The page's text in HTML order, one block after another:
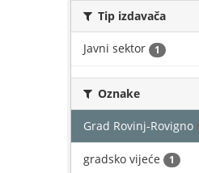
Tip izdavača
Javni sektor 1
Oznake
Grad Rovinj-Rovigno
gradsko vijeće 1